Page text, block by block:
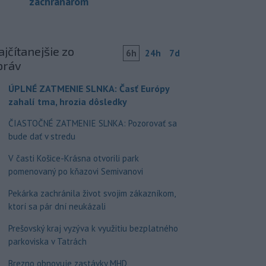
zo
6h 24h 7d
ÚPLNÉ ZATMENIE SLNKA: Časť Európy
zahalí tma, hrozia dôsledky
ČIASTOČNÉ ZATMENIE SLNKA: Pozorovať sa
bude dať v stredu
V časti Košice-Krásna otvorili park
pomenovaný po kňazovi Semivanovi
Pekárka zachránila život svojim zákazníkom,
ktorí sa pár dní neukázali
Prešovský kraj vyzýva k využitiu bezplatného
parkoviska v Tatrách
Brezno obnovuje zastávky MHD